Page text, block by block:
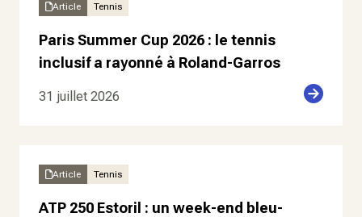
Article Tennis
Paris Summer Cup 2026 : le tennis
inclusif a rayonné à Roland-Garros
31 juillet 2026
Article Tennis
ATP 250 Estoril : un week-end bleu-